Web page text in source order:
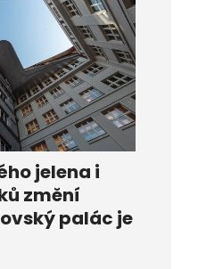
jelena i
změní
palác je